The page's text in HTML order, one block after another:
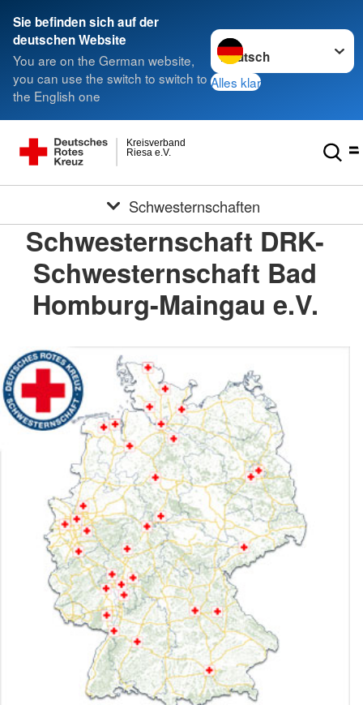
Sie befinden sich auf der
deutschen Website
You are on the German website,
you can use the switch to switch to
the English one
Sprache wechseln zu
Alles klar
Riesa e.V.
Kreisverband
Schwesternschaften
Schwesternschaft DRK-
Schwesternschaft Bad
Homburg-Maingau e.V.